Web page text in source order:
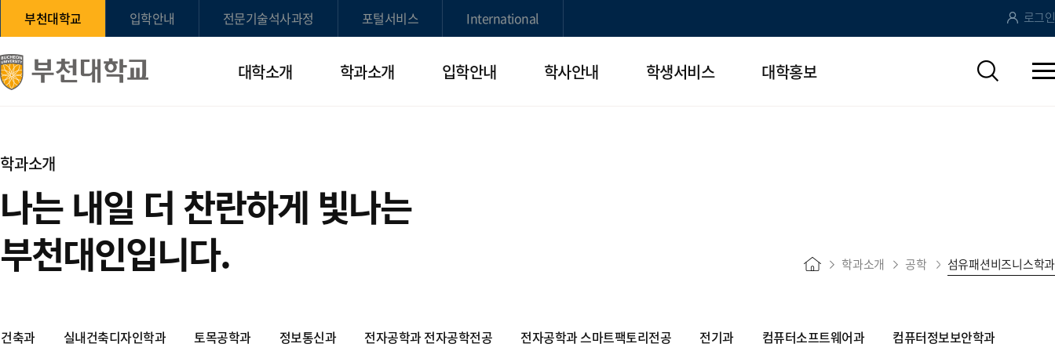
부천대학교 입학안내 전문기술석사과정 포털서비스 International 로그인
대학소개 학과소개 입학안내 학사안내 학생서비스 대학홍보
학과소개 공학 섬유패션비즈니스학과
학과소개
나는 내일 더 찬란하게 빛나는
부천대인입니다.
건축과 실내건축디자인학과 토목공학과 정보통신과 전자공학과 전자공학전공 전자공학과 스마트팩토리전공 전기과 컴퓨터소프트웨어과 컴퓨터정보보안학과